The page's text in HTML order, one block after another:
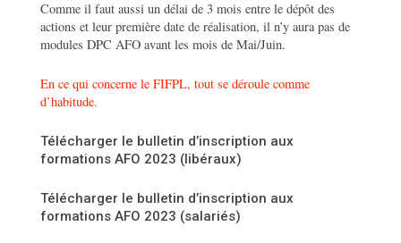
Comme il faut aussi un délai de 3 mois entre le dépôt des
actions et leur première date de réalisation, il n’y aura pas de
modules DPC AFO avant les mois de Mai/Juin.
En ce qui concerne le FIFPL, tout se déroule comme
d’habitude.
Télécharger le bulletin d’inscription aux
formations AFO 2023 (libéraux)
Télécharger le bulletin d’inscription aux
formations AFO 2023 (salariés)